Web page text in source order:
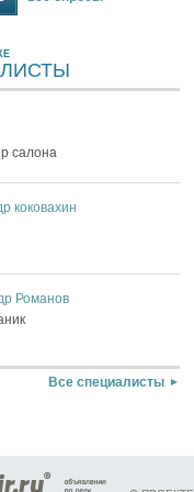
салона
коковахин
Романов
Все специалисты